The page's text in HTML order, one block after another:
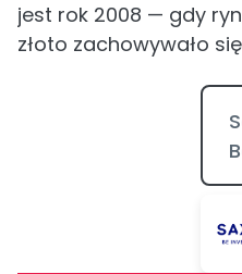
jest rok 2008 — gdy
złoto zachowywało